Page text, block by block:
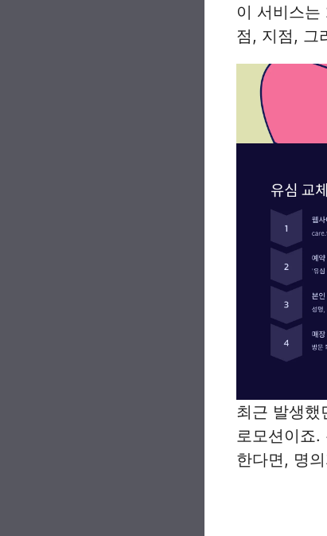
이 서비스
점, 지점, 그
최근 발생했
로모션이죠
한다면, 명